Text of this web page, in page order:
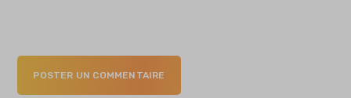
POSTER UN COMMENTAIRE